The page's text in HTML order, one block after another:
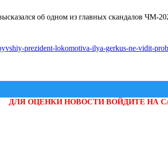
об одном из главных скандалов
prezident-lokomotiva-ilya-gerkus-ne-vidit-
ДЛЯ ОЦЕНКИ НОВОСТИ ВОЙДИТЕ НА